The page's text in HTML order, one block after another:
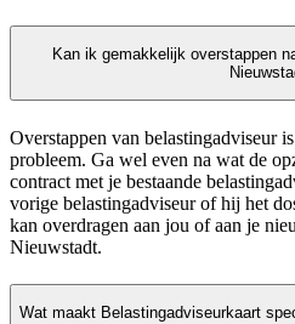
Kan ik gemakkelijk overstappen
Overstappen van belastingadviseur
probleem. Ga wel even na wat de
contract met je bestaande
vorige belastingadviseur of hij het
kan overdragen aan jou of aan je
Nieuwstadt.
Wat maakt Belastingadviseurkaart